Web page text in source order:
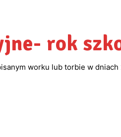
rok
worku lub torbie w